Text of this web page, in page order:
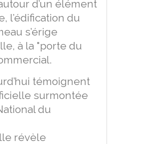
d’un élément
l’édification du
s’érige
à la "porte du
témoignent
surmontée
du
révèle